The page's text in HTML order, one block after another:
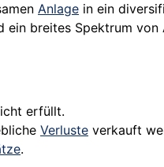
Anlage in ein
ein breites Spektrum
erfüllt.
Verluste verkauft
.